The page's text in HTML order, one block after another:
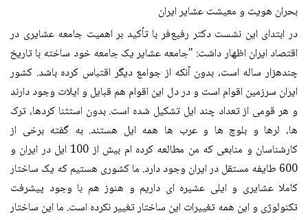
بحران هویت و معیشت عشایر ایران
در ابتدای این نشست دکتر رفیع‌فر با تأکید بر اهمیت جامعه عشایری در
اقتصاد ایران اظهار داشت: "جامعه عشایر یک جامعه خود ساخته با تاریخ
چندهزار ساله است، بدون آنکه از جوامع دیگر اقتباس کرده باشد. کشور
ایران سرزمین اقوام است و در دل این اقوام هم قبایل و ایلات وجود دارند
و هر قومی از تعداد چند ایل تشکیل شده است. بدون استثنا کردها، ترک
ها، لرها و بلوچ ها و عرب ها همه ایل هستند. به گفته برخی از
کارشناسان و منابعی که من مطالعه کرده ام بیش از 100 ایل در ایران و
600 طایفه مستقل در ایران وجود دارد. ما کشوری هستیم که یک ساختار
کاملا عشایری و ایلی عشیره ای داریم و هنوز هم با وجود پیشرفت
تکنولوژی و این همه تغییرات این ساختار تغییر نکرده است. ما این ساختار